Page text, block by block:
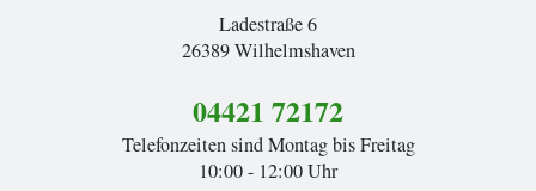
Ladestraße 6
26389 Wilhelmshaven
04421 72172
Telefonzeiten sind Montag bis Freitag
10:00 - 12:00 Uhr